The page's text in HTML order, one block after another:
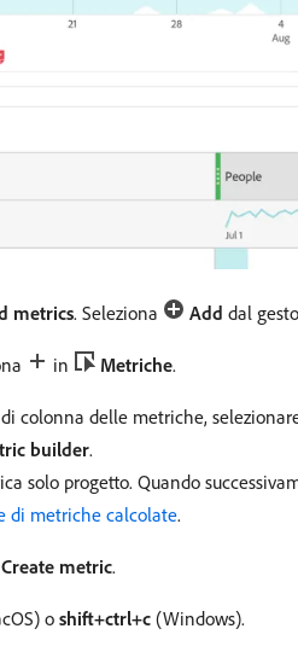
metrics. Seleziona Add dal
in Metriche.
colonna delle metriche,
builder.
solo progetto. Quando
di metriche calcolate.
Create metric.
o shift+ctrl+c (Windows).